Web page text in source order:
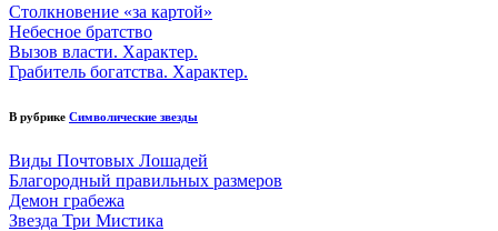
Столкновение «за картой»
Небесное братство
Вызов власти. Характер.
Грабитель богатства. Характер.
В рубрике Символические звезды
Виды Почтовых Лошадей
Благородный правильных размеров
Демон грабежа
Звезда Три Мистика